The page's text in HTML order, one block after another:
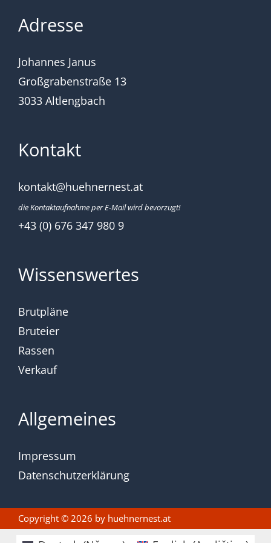
Adresse
Johannes Janus
Großgrabenstraße 13
3033 Altlengbach
Kontakt
kontakt@huehnernest.at
die Kontaktaufnahme per E-Mail wird bevorzugt!
+43 (0) 676 347 980 9
Wissenswertes
Brutpläne
Bruteier
Rassen
Verkauf
Allgemeines
Impressum
Datenschutzerklärung
Copyright © 2026 by huehnernest.at